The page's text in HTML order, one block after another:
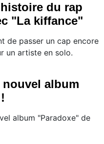
du rap
"La kiffance"
de passer un cap encore
un artiste en solo.
album
album "Paradoxe" de